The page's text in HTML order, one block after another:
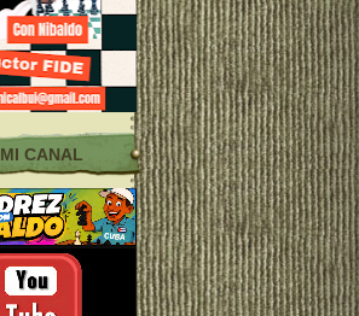
MI CANAL